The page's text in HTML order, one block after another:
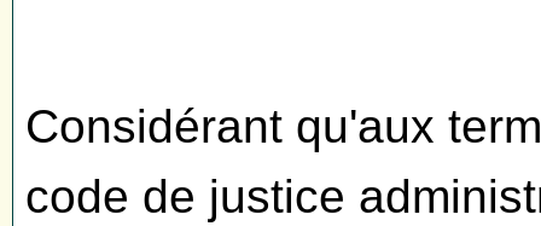
Considérant qu'aux
code de justice